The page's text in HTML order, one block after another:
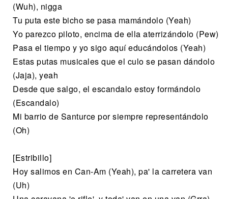
(Wuh), nigga
Tu puta este bicho se pasa mamándolo (Yeah)
Yo parezco piloto, encima de ella aterrizándolo (Pew)
Pasa el tiempo y yo sigo aquí educándolos (Yeah)
Estas putas musicales que el culo se pasan dándolo
(Jaja), yeah
Desde que salgo, el escandalo estoy formándolo
(Escandalo)
Mi barrio de Santurce por siempre representándolo
(Oh)
[Estribillo]
Hoy salimos en Can-Am (Yeah), pa' la carretera van
(Uh)